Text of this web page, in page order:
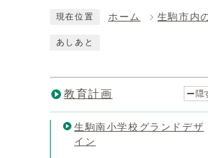
現在位置 ホーム 生駒市内
あしあと
教育計画 隠
生駒南小学校グランドデザ
イン